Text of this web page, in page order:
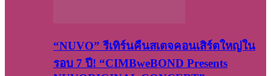
“NUVO” รีเทิร์นคืนสเตจคอนเสิร์ตใหญ่ใน
รอบ 7 ปี! “CIMBweBOND Presents